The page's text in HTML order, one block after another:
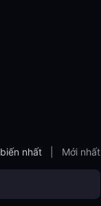
nhất Mới nhất